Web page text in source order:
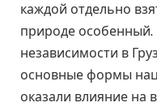
каждой отдельно
природе особенный.
независимости в
основные формы
оказали влияние на